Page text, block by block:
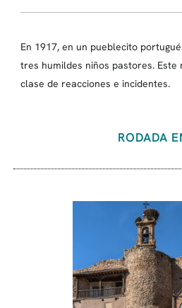
En 1917, en un pueblecito
tres humildes niños pastores. Este
clase de reacciones e incidentes.
RODADA